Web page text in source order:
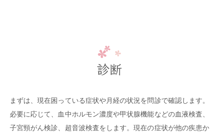
診断
まずは、現在困っている症状や月経の状況を問診で確認します。
必要に応じて、血中ホルモン濃度や甲状腺機能などの血液検査、
子宮頸がん検診、超音波検査をします。現在の症状が他の疾患か